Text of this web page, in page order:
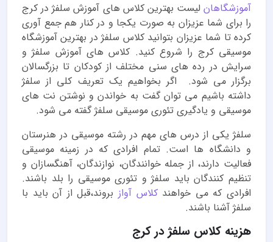
آموزشگاهان لیست بهترین کلاس های آموزش سلفژ در کرج
را برای شما عزیزان به صورت یکجا و در کنار هم جمع آوری
کرده تا شما عزیزان بتوانید کلاس سلفژ در بهترین آموزشگاه
موسیقی کرج را شروع کنید. کلاس های آموزش سلفژ و
سرایش در رده های سنی مختلف از کودکان تا بزرگسالان
برگزار می شود. اگر بخواهیم یک تعریف کلی از سلفژ
داشته باشیم می توان گفت به خواندن و نوشتن نت های
موسیقی و یادگیری تئوری موسیقی سلفژ گفته می شود.
سلفژ یکی از درس های مهم در رشته موسیقی در هنرستان
و دانشگاه ها است. تمام افرادی که در زمینه موسیقی
فعالیت دارند، از جمله خوانندگان، نوازندگان، آهنگسازان و
تنظیم کنندگان باید سلفژ و تئوری موسیقی را بلد باشند.
افرادی که می خواهندکلاس آواز بروند،قبل از آن باید با
سلفژ آشنا باشند.
هزینه کلاس سلفژ در کرج